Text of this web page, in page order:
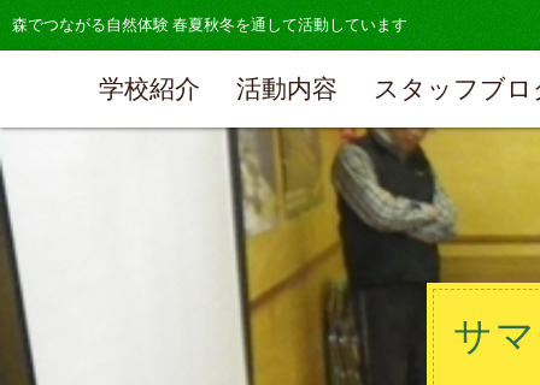
森でつながる自然体験 春夏秋冬を通して活動しています
学校紹介 活動内容 スタッフブロ
サ